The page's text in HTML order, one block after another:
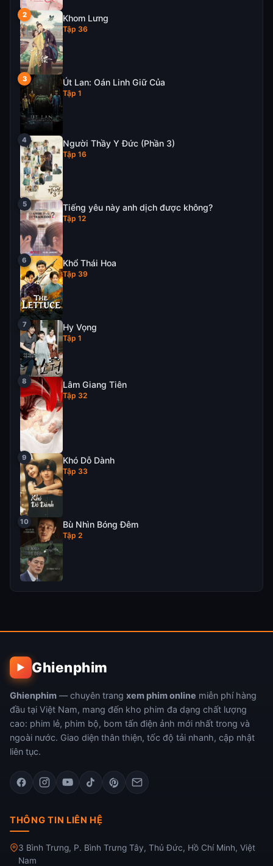
Khom Lưng
Tập 36
Út Lan: Oán Linh Giữ Của
Tập 1
Người Thầy Y Đức (Phần 3)
Tập 16
Tiếng yêu này anh dịch được không?
Tập 12
Khổ Thái Hoa
Tập 39
Hy Vọng
Tập 1
Lâm Giang Tiên
Tập 32
Khó Dỗ Dành
Tập 33
Bù Nhìn Bóng Đêm
Tập 2
▶ Ghienphim
Ghienphim — chuyên trang xem phim online miễn phí hàng
đầu tại Việt Nam, mang đến kho phim đa dạng chất lượng
cao: phim lẻ, phim bộ, bom tấn điện ảnh mới nhất trong và
ngoài nước. Giao diện thân thiện, tốc độ tải nhanh, cập nhật
liên tục.
THÔNG TIN LIÊN HỆ
3 Bình Trưng, P. Bình Trưng Tây, Thủ Đức, Hồ Chí Minh, Việt
Nam